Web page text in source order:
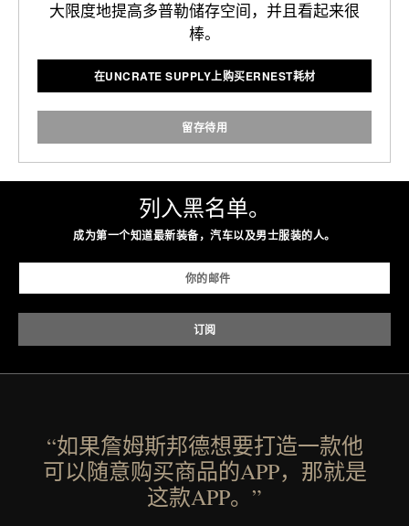
大限度地提高多普勒储存空间，并且看起来很
棒。
在UNCRATE SUPPLY上购买ERNEST耗材
留存待用
列入黑名单。
成为第一个知道最新装备，汽车以及男士服装的人。
“如果詹姆斯邦德想要打造一款他
可以随意购买商品的APP，那就是
这款APP。”